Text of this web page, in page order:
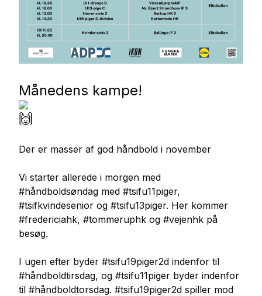
Månedens kampe!
Der er masser af god håndbold i november
Vi starter allerede i morgen med
#håndboldsøndag med #tsifu11piger,
#tsifkvindesenior og #tsifu13piger. Her kommer
#fredericiahk, #tommeruphk og #vejenhk på
besøg.
I ugen efter byder #tsifu19piger2d indenfor til
#håndboldtirsdag, og #tsifu11piger byder indenfor
til #håndboldtorsdag. #tsifu19piger2d spiller mod